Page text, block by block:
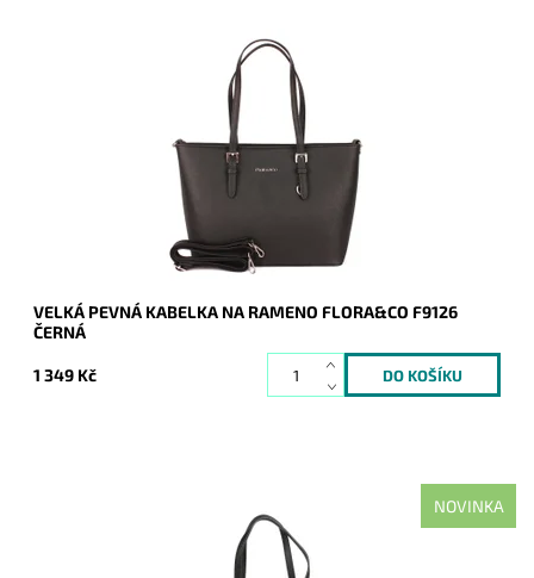
Pevná velká elegantní kabelka do ruky i na rameno značky
FLORA&CO se stříbrnými doplňky.
1429
FLORA&CO
2 roky
VELKÁ PEVNÁ KABELKA NA RAMENO FLORA&CO F9126
ČERNÁ
1 349 Kč
NOVINKA
Nejprodávanější kabelka roku 2025 - velká černá kabelka na
rameno na formát A4 s neděleným vnitřním prostorem.